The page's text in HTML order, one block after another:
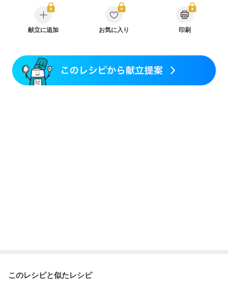
CKD（ステージ１）
CKD（ステージ２）
CKD（ステージ３a）
乳がん（抗がん剤治療中）
乳がん（ホルモン療法中）
乳がん（放射線治療中）
大腸がん治療を終えた方・経過観察中の方
大腸がん（放射線治療中）
飲み込みにくい
食欲がない
産後（母乳）
献立に追加 お気に入り 印刷
このレシピと似たレシピ